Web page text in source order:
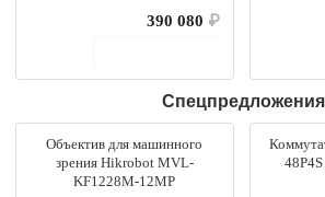
390 080 ₽
Объектив для машинного
зрения Hikrobot MVL-
KF1228M-12MP